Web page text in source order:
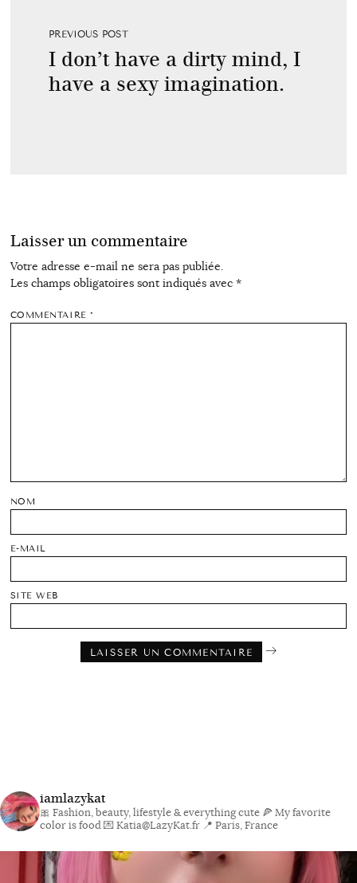
PREVIOUS POST
I don’t have a dirty mind, I
have a sexy imagination.
Laisser un commentaire
Votre adresse e-mail ne sera pas publiée.
Les champs obligatoires sont indiqués avec *
COMMENTAIRE*
NOM
E-MAIL
SITE WEB
iamlazykat
🎀 Fashion, beauty, lifestyle & everything cute 🍕 My favorite
color is food💌 Katia@LazyKat.fr 📍 Paris, France